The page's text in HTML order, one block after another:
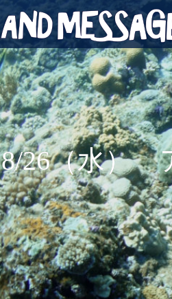
8/26（水）